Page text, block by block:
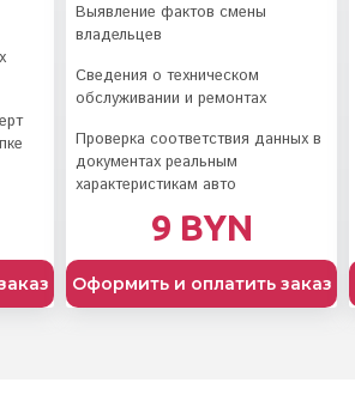
Выявление фактов смены
владельцев
Сведения о техническом
обслуживании и ремонтах
Проверка соответствия данных в
документах реальным
характеристикам авто
9 BYN
Оформить и оплатить заказ